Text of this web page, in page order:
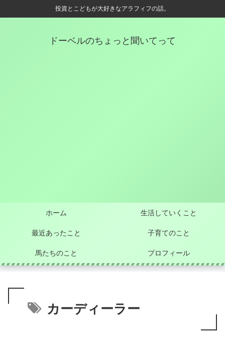
投資とこどもが大好きなアラフィフの話。
ドーベルのちょっと聞いてって
ホーム 生活していくこと
最近あったこと 子育てのこと
馬たちのこと プロフィール
カーディーラー